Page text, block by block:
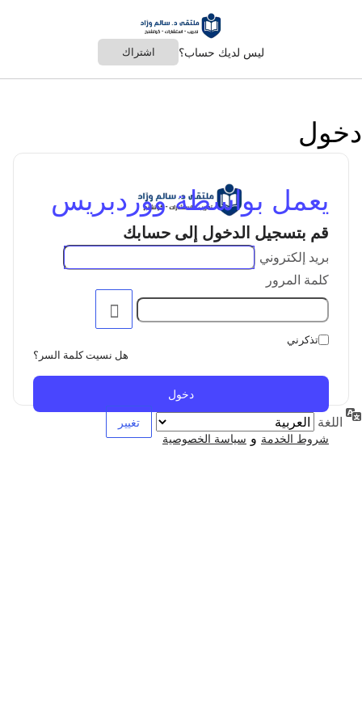
ليس لديك حساب؟ اشتراك
دخول
يعمل بواسطة ووردبريس
قم بتسجيل الدخول إلى حسابك
بريد إلكتروني
كلمة المرور
تذكرني
هل نسيت كلمة السر؟
شروط الخدمة و سياسة الخصوصية
اللغة